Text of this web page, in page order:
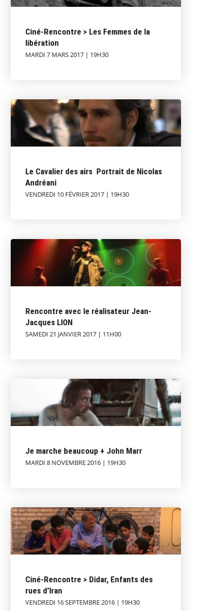
Ciné-Rencontre > Les Femmes de la
libération
MARDI 7 MARS 2017 | 19H30
Le Cavalier des airs  Portrait de Nicolas
Andréani
VENDREDI 10 FÉVRIER 2017 | 19H30
Rencontre avec le réalisateur Jean-
Jacques LION
SAMEDI 21 JANVIER 2017 | 11H00
Je marche beaucoup + John Marr
MARDI 8 NOVEMBRE 2016 | 19H30
Ciné-Rencontre > Didar, Enfants des
rues d’Iran
VENDREDI 16 SEPTEMBRE 2016 | 19H30